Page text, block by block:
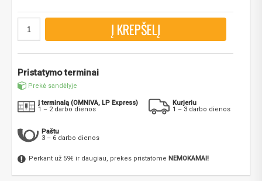
Į KREPŠELĮ
Pristatymo terminai
Prekė sandėlyje
Į terminalą (OMNIVA, LP Express)
1 – 2 darbo dienos
Kurjeriu
1 – 3 darbo dienos
Paštu
3 – 6 darbo dienos
Perkant už 59€ ir daugiau, prekes pristatome NEMOKAMAI!